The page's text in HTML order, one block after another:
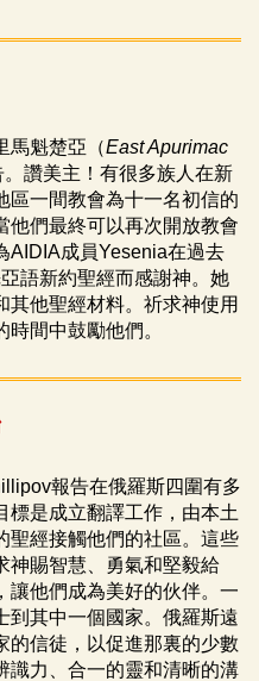
馬魁楚亞（East Apurimac
。讚美主！有很多族人在新
區一間教會為十一名初信的
他們最終可以再次開放教會
AIDIA成員Yesenia在過去
語新約聖經而感謝神。她
其他聖經材料。祈求神使用
間中鼓勵他們。
報告在俄羅斯四圍有多
標是成立翻譯工作，由本土
聖經接觸他們的社區。這些
神賜智慧、勇氣和堅毅給
讓他們成為美好的伙伴。一
到其中一個國家。俄羅斯遠
的信徒，以促進那裏的少數
識力、合一的靈和清晰的溝